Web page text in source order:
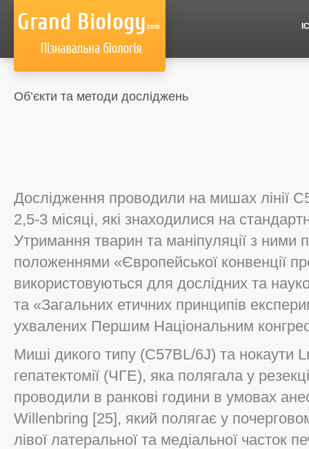
Об’єкти та методи досліджень
Дослідження проводили на мишах лінії
2,5-3 місяці, які знаходилися на
Утримання тварин та маніпуляції з ними
положеннями «Європейської конвенції
використовуються для дослідних та
та «Загальних етичних принципів
ухвалених Першим Національним
Миші дикого типу (C57BL/6J) та нокаути
гепатектомії (ЧГЕ), яка полягала у
проводили в ранкові години в умовах
Willenbring [25], який полягає у
лівої латеральної та медіальної часток